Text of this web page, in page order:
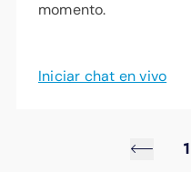
momento.
Iniciar chat en vivo
1